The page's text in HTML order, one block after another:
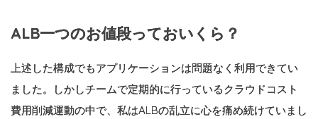
ALB一つのお値段っておいくら？
上述した構成でもアプリケーションは問題なく利用できてい
ました。しかしチームで定期的に行っているクラウドコスト
費用削減運動の中で、私はALBの乱立に心を痛め続けていまし